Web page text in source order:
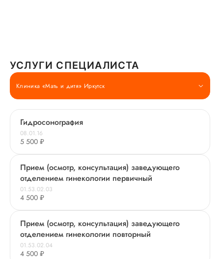
УСЛУГИ СПЕЦИАЛИСТА
Клиника «Мать и дитя» Иркутск
Гидросонография
08.01.16
5 500 ₽
Прием (осмотр, консультация) заведующего
отделением гинекологии первичный
01.53.02.03
4 500 ₽
Прием (осмотр, консультация) заведующего
отделением гинекологии повторный
01.53.02.04
4 500 ₽